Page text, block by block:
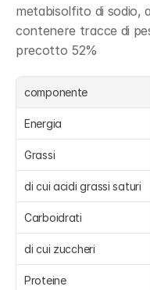
metabisolfito di sodio,
contenere tracce di
precotto 52%
componente
Energia
Grassi
di cui acidi grassi saturi
Carboidrati
di cui zuccheri
Proteine